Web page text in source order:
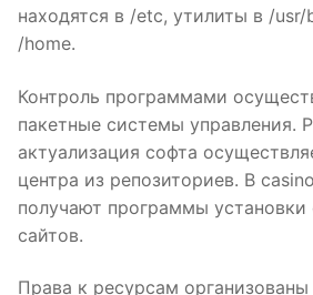
находятся в /etc, утилиты в /
/home.
Контроль программами
пакетные системы управления.
актуализация софта
центра из репозиториев. В
получают программы установки
сайтов.
Права к ресурсам